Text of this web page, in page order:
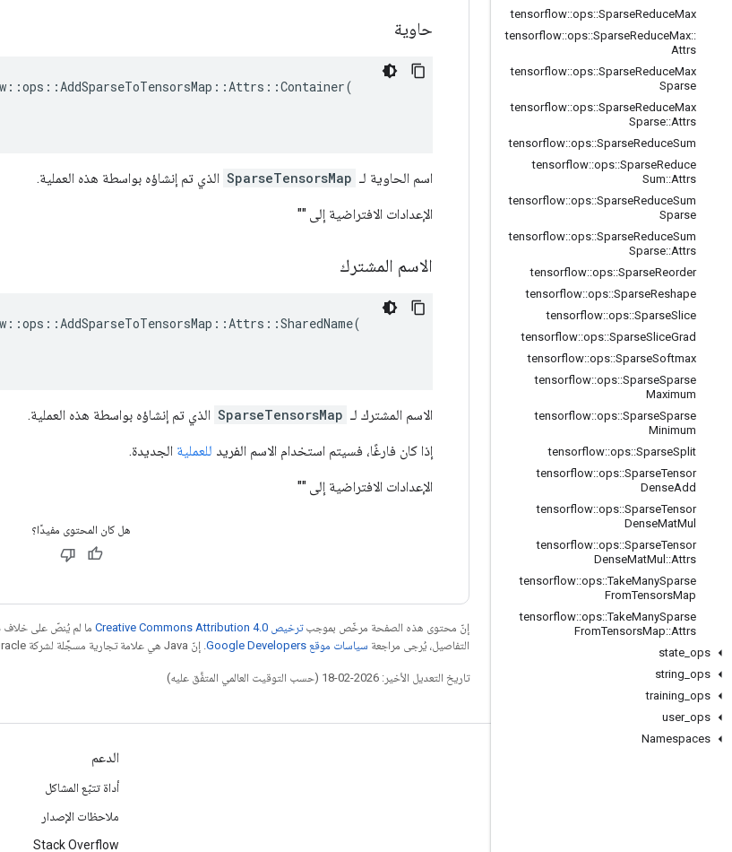
tensorflow::ops::SparseReduceMax
tensorflow::ops::SparseReduceMax::
Attrs
tensorflow::ops::SparseReduceMax
Sparse
tensorflow::ops::SparseReduceMax
Sparse::Attrs
tensorflow::ops::SparseReduceSum
tensorflow::ops::SparseReduce
Sum::Attrs
tensorflow::ops::SparseReduceSum
Sparse
tensorflow::ops::SparseReduceSum
Sparse::Attrs
tensorflow::ops::SparseReorder
tensorflow::ops::SparseReshape
tensorflow::ops::SparseSlice
tensorflow::ops::SparseSliceGrad
tensorflow::ops::SparseSoftmax
tensorflow::ops::SparseSparse
Maximum
tensorflow::ops::SparseSparse
Minimum
tensorflow::ops::SparseSplit
tensorflow::ops::SparseTensor
DenseAdd
tensorflow::ops::SparseTensor
DenseMatMul
tensorflow::ops::SparseTensor
DenseMatMul ::Attrs
tensorflow::ops::TakeManySparse
FromTensorsMap
tensorflow::ops::TakeManySparse
FromTensorsMap::Attrs
state ops
string ops
training ops
user_ ops
Namespaces
حاوية
اسم الحاوية لـ SparseTensorsMap الذي تم إنشاؤه بواسطة هذه العملية.
الإعدادات الافتراضية إلى ""
الاسم المشترك
الاسم المشترك لـ SparseTensorsMap الذي تم إنشاؤه بواسطة هذه العملية.
إذا كان فارغًا، فسيتم استخدام الاسم الفريد للعملية الجديدة.
الإعدادات الافتراضية إلى ""
هل كان المحتوى مفيدًا؟
إنّ محتوى هذه الصفحة مرخّص بموجبترخيص Creative Commons Attribution 4.0‏ ما لم يُنصّ على خلاف
التفاصيل، يُرجى مراجعة سياسات موقع Google Developers‏ . إنّ Java هي علامة تجارية مسجَّلة لشركة Oracle و/أو شركائها التابعين.
تاريخ التعديل الأخير: 2026-02-18 (حسب التوقيت العالمي المتفَّق عليه)
الدعم
أداة تتبّع المشاكل
ملاحظات الإصدار
Stack Overflow